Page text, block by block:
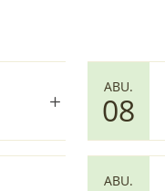
ABU.
08
ABU.